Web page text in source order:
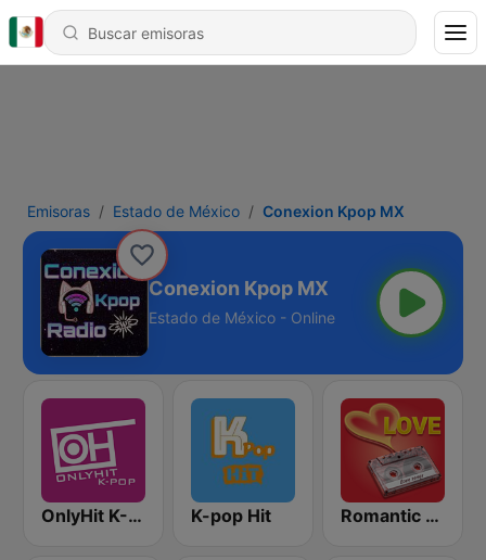
Emisoras Estado de México Conexion Kpop MX
Conexion Kpop MX
Estado de México - Online
OnlyHit K-Pop K-pop Hit Romantic Vibes